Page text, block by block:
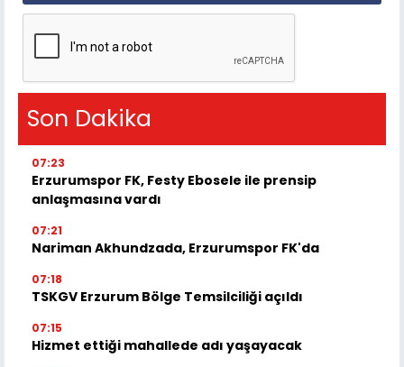
Son Dakika
07:23
Erzurumspor FK, Festy Ebosele ile prensip
anlaşmasına vardı
07:21
Nariman Akhundzada, Erzurumspor FK'da
07:18
TSKGV Erzurum Bölge Temsilciliği açıldı
07:15
Hizmet ettiği mahallede adı yaşayacak